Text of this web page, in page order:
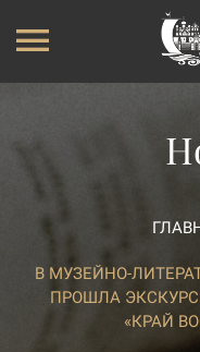
В МУЗЕЙНО-
ПРОШЛА
«КРАЙ